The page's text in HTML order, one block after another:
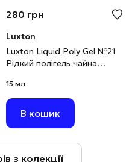
280 грн
Luxton
Luxton Liquid Poly Gel №21
Рідкий полігель чайна
15 мл
15 мл
В кошик
з колекції